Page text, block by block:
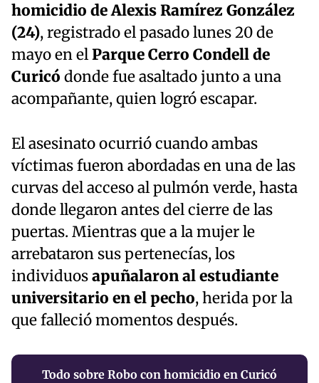
homicidio de Alexis Ramírez González
(24), registrado el pasado lunes 20 de
mayo en elParque Cerro Condell de
Curicó donde fue asaltado junto a una
acompañante, quien logró escapar.
El asesinato ocurrió cuando ambas
víctimas fueron abordadas en una de las
curvas del acceso al pulmón verde, hasta
donde llegaron antes del cierre de las
puertas. Mientras que a la mujer le
arrebataron sus pertenecías, los
individuosapuñalaron al estudiante
universitario en el pecho, herida por la
que falleció momentos después.
Todo sobre Robo con homicidio en Curicó